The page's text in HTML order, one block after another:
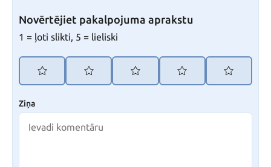
Novērtējiet pakalpojuma aprakstu
1 = ļoti slikti, 5 = lieliski
Ziņa